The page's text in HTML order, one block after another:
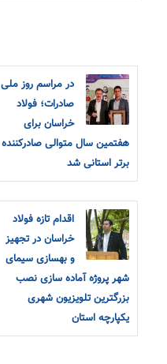
در مراسم روز ملی
صادرات؛ فولاد
خراسان برای
هفتمین سال متوالی صادرکننده
برتر استانی شد
اقدام تازه فولاد
خراسان در تجهیز
و بهسازی سیمای
شهر پروژه آماده سازی نصب
بزرگترین تلویزیون شهری
یکپارچه استان